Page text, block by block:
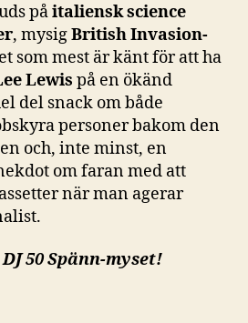
påitaliensk science
, mysigBritish Invasion-
som mest är känt för att ha
Lewis på en ökänd
del snack om både
personer bakom den
och, inte minst, en
om faran med att
när man agerar
50 Spänn-myset!